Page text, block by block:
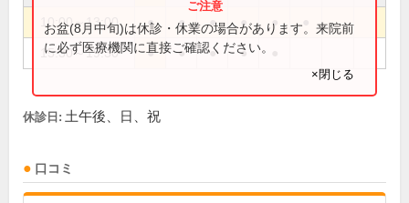
10:00～13:00 ● ● ● ● ●
15:30～19:30 ● ● ● ●
お盆(8月中旬)は休診・休業の場合があります。来院前
に必ず医療機関に直接ご確認ください。
×閉じる
休診日: 土午後、日、祝
口コミ